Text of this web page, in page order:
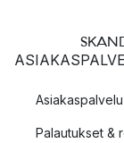
Asiakaspalvelu
Palautukset &